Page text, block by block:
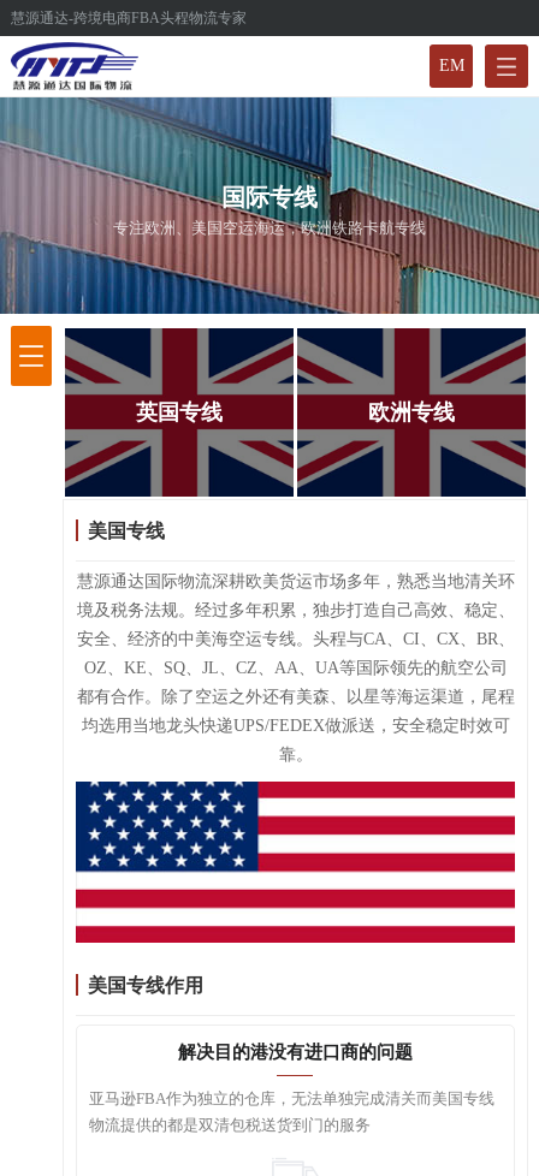
慧源通达-跨境电商FBA头程物流专家
EM
国际专线
专注欧洲、美国空运海运，欧洲铁路卡航专线
英国专线 欧洲专线
美国专线
慧源通达国际物流深耕欧美货运市场多年，熟悉当地清关环
境及税务法规。经过多年积累，独步打造自己高效、稳定、
安全、经济的中美海空运专线。头程与CA、CI、CX、BR、
OZ、KE、SQ、JL、CZ、AA、UA等国际领先的航空公司
都有合作。除了空运之外还有美森、以星等海运渠道，尾程
均选用当地龙头快递UPS/FEDEX做派送，安全稳定时效可
靠。
美国专线作用
解决目的港没有进口商的问题
亚马逊FBA作为独立的仓库，无法单独完成清关而美国专线
物流提供的都是双清包税送货到门的服务